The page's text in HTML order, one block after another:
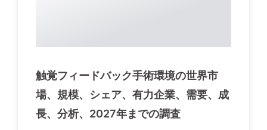
触覚フィードバック手術環境の世界市
場、規模、シェア、有力企業、需要、成
長、分析、2027年までの調査